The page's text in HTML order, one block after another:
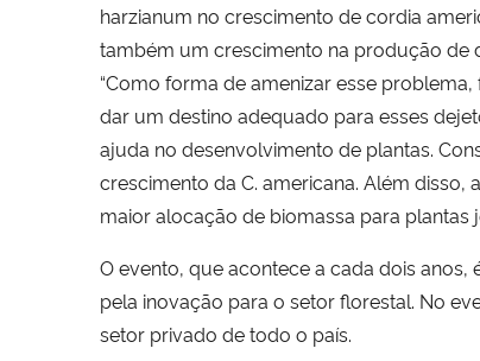
harzianum no crescimento de cordia
também um crescimento na produção de
“Como forma de amenizar esse
dar um destino adequado para esses
ajuda no desenvolvimento de plantas.
crescimento da C. americana. Além
maior alocação de biomassa para plantas
O evento, que acontece a cada dois
pela inovação para o setor florestal. No
setor privado de todo o país.